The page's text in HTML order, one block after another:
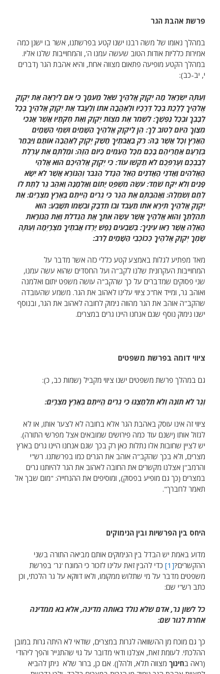
פרשת אהבת הגר
במהלך נאומו של משה רבנו ישנו קטע בפרשתנו, אשר בו ישנן כמה
אמירות כלליות אודות הטוב שעשה עמנו ה', והמחוייבות שלנו אליו.
במהלך הקטע מופיעה פתאום מצווה אחת, והיא אהבת הגר (דברים
י, יב-כב):
וְעַתָּה יִשְׂרָאֵל מָה יְקֹוָק אֱלֹהֶיךָ שֹׁאֵל מֵעִמָּךְ כִּי אִם לְיִרְאָה אֶת יְקֹוָק
אֱלֹהֶיךָ לָלֶכֶת בְּכָל דְּרָכָיו וּלְאַהֲבָה אֹתוֹ וְלַעֲבֹד אֶת יְקֹוָק אֱלֹהֶיךָ בְּכָל
לְבָבְךָ וּבְכָל נַפְשֶׁךָ: לִשְׁמֹר אֶת מִצְוֹת יְקֹוָק וְאֶת חֻקֹּתָיו אֲשֶׁר אָנֹכִי
מְצַוְּךָ הַיּוֹם לְטוֹב לָךְ: הֵן לַיקֹוָק אֱלֹהֶיךָ הַשָּׁמַיִם וּשְׁמֵי הַשָּׁמָיִם
הָאָרֶץ וְכָל אֲשֶׁר בָּהּ: רַק בַּאֲבֹתֶיךָ חָשַׁק יְקֹוָק לְאַהֲבָה אוֹתָם וַיִּבְחַר
בְּזַרְעָם אַחֲרֵיהֶם בָּכֶם מִכָּל הָעַמִּים כַּיּוֹם הַזֶּה: וּמַלְתֶּם אֵת עָרְלַת
לְבַבְכֶם וְעָרְפְּכֶם לֹא תַקְשׁוּ עוֹד: כִּי יְקֹוָק אֱלֹהֵיכֶם הוּא אֱלֹהֵי
הָאֱלֹהִים וַאֲדֹנֵי הָאֲדֹנִים הָאֵל הַגָּדֹל הַגִּבֹּר וְהַנּוֹרָא אֲשֶׁר לֹא יִשָּׂא
פָנִים וְלֹא יִקַּח שֹׁחַד: עֹשֶׂה מִשְׁפַּט יָתוֹם וְאַלְמָנָה וְאֹהֵב גֵּר לָתֶת לוֹ
לֶחֶם וְשִׂמְלָה: וַאֲהַבְתֶּם אֶת הַגֵּר כִּי גֵרִים הֱיִיתֶם בְּאֶרֶץ מִצְרָיִם: אֶת
יְקֹוָק אֱלֹהֶיךָ תִּירָא אֹתוֹ תַעֲבֹד וּבוֹ תִדְבָּק וּבִשְׁמוֹ תִּשָּׁבֵעַ: הוּא
תְהִלָּתְךָ וְהוּא אֱלֹהֶיךָ אֲשֶׁר עָשָׂה אִתְּךָ אֶת הַגְּדֹלֹת וְאֶת הַנּוֹרָאֹת
הָאֵלֶּה אֲשֶׁר רָאוּ עֵינֶיךָ: בְּשִׁבְעִים נֶפֶשׁ יָרְדוּ אֲבֹתֶיךָ מִצְרָיְמָה וְעַתָּה
שָׂמְךָ יְקֹוָק אֱלֹהֶיךָ כְּכוֹכְבֵי הַשָּׁמַיִם לָרֹב:
מאד מפתיע לגלות באמצע קטע כללי כזה אשר מדבר על
המחוייבות העקרונית שלנו לקב"ה ועל החסדים שהוא עשה עמנו,
שני פסוקים שמדברים על כך שהקב"ה עושה משפט יתום ואלמנה
ואוהב גר, ומייד אח"כ ציווי עלינו לאהוב את הגר. משמע שהעובדה
שהקב"ה אוהב את הגר מהווה נימוק לחובה לאהוב את הגר, ובנוסף
ישנו נימוק נוסף שגם אנחנו היינו גרים במצרים.
ציווי דומה בפרשת משפטים
גם במהלך פרשת משפטים ישנו ציווי מקביל (שמות כב, כ):
וְגֵר לֹא תוֹנֶה וְלֹא תִלְחָצֶנּוּ כִּי גֵרִים הֱיִיתֶם בְּאֶרֶץ מִצְרָיִם:
ציווי זה אינו עוסק באהבת הגר אלא בחובה לא לצער אותו, או לא
לגזול אותו (ישנם עוד כמה פירושים שמובאים אצל מפרשי התורה).
יש לציין שחובות אלו נתלות כאן רק בכך שגם אנחנו היינו גרים בארץ
מצרים, ולא בכך שהקב"ה אוהב את הגרים כמו בפרשתנו. רש"י
והרמב"ן אצלנו מקשרים את החובה לאהוב את הגר להיותנו גרים
במצרים (כך גם מופיע בפסוק), ומוסיפים את ההנחייה: "מום שבך אל
תאמר לחברך".
היחס בין הפרשיות ובין הנימוקים
מדוע באמת יש הבדל בין הנימוקים אותם מביאה התורה בשני
ההקשרים?[1]
כדי להבין זאת עלינו לזכור כי המונח 'גר' בפרשת
משפטים מדבר על מי שתלוש ממקומו, ולאו דווקא על גר הלכתי, וכן
כתב רש"י שם:
כל לשון גר, אדם שלא נולד באותה מדינה, אלא בא ממדינה
אחרת לגור שם:
כך גם מוכח מן ההשוואה לגרות במצרים, שודאי לא היתה גרות במובן
ההלכתי. לעומת זאת, אצלנו ודאי מדובר על גוי שהתגייר והפך ליהודי
(ראה בחינוך מצווה תלא, ולהלן). אם כן, ברור שלא ניתן להביא